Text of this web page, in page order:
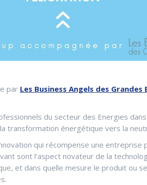
par Les Business Angels des Grandes
du secteur des Energies
énergétique vers la
qui récompense une
sont l’aspect novateur de la
et dans quelle mesure le produit ou